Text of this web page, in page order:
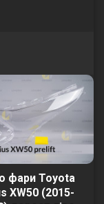
фари Toyota
XW50 (2015-